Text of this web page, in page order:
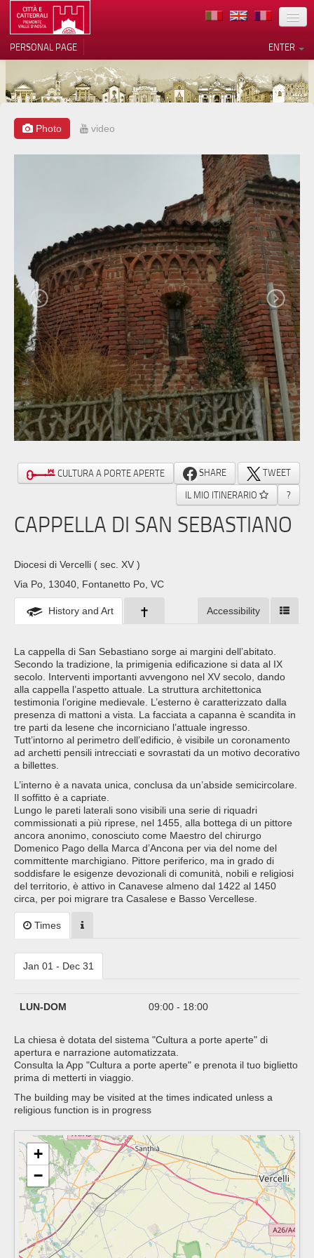
LOCATION
ARCHITECTURE
MUSEUMS
ITINERARIES
VOLUNTEERS
CONTACTS
PRESS
ENTER
PERSONAL PAGE
Photo video
CULTURA A PORTE APERTE SHARE
TWEET
IL MIO ITINERARIO
?
CAPPELLA DI SAN SEBASTIANO
Diocesi di Vercelli ( sec. XV )
Via Po, 13040, Fontanetto Po, VC
History and Art Accessibility
La cappella di San Sebastiano sorge ai margini dell’abitato.
Secondo la tradizione, la primigenia edificazione si data al IX
secolo. Interventi importanti avvengono nel XV secolo, dando
alla cappella l’aspetto attuale. La struttura architettonica
testimonia l’origine medievale. L’esterno è caratterizzato dalla
presenza di mattoni a vista. La facciata a capanna è scandita in
tre parti da lesene che incorniciano l’attuale ingresso.
Tutt’intorno al perimetro dell’edificio, è visibile un coronamento
ad archetti pensili intrecciati e sovrastati da un motivo decorativo
a billettes.
L’interno è a navata unica, conclusa da un’abside semicircolare.
Il soffitto è a capriate.
Lungo le pareti laterali sono visibili una serie di riquadri
commissionati a più riprese, nel 1455, alla bottega di un pittore
ancora anonimo, conosciuto come Maestro del chirurgo
Domenico Pago della Marca d’Ancona per via del nome del
committente marchigiano. Pittore periferico, ma in grado di
soddisfare le esigenze devozionali di comunità, nobili e religiosi
del territorio, è attivo in Canavese almeno dal 1422 al 1450
circa, per poi migrare tra Casalese e Basso Vercellese.
Times
Jan 01 - Dec 31
LUN-DOM 09:00 - 18:00
La chiesa è dotata del sistema "Cultura a porte aperte" di
apertura e narrazione automatizzata.
Consulta la App "Cultura a porte aperte" e prenota il tuo biglietto
prima di metterti in viaggio.
The building may be visited at the times indicated unless a
religious function is in progress
+
−
Notice at collection
Your Privacy Choices